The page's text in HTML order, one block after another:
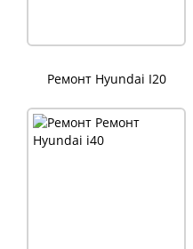
Ремонт Hyundai I20